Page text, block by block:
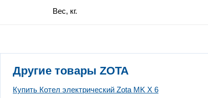
Вес, кг.
Другие товары ZOTA
Купить Котел электрический Zota MK X 6